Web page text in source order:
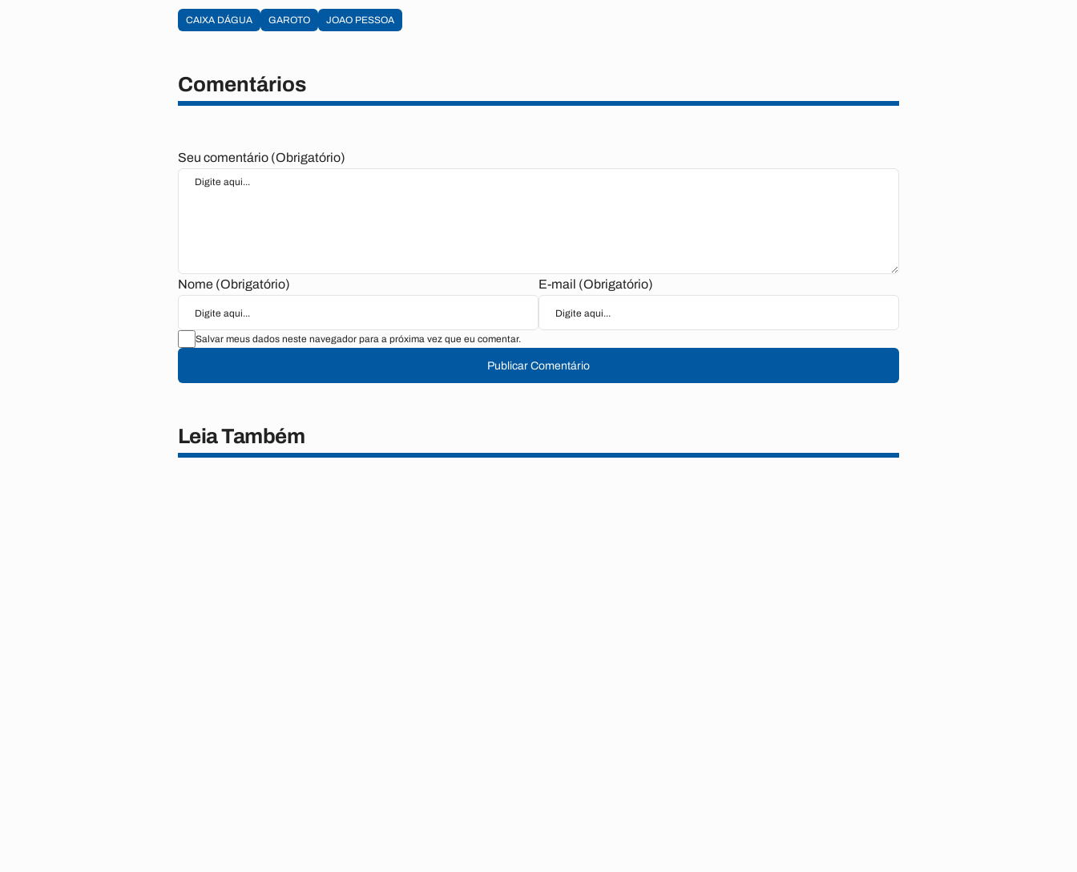
CAIXA DÁGUA GAROTO JOAO PESSOA
Comentários
Seu comentário (Obrigatório)
Nome (Obrigatório) E-mail (Obrigatório)
Salvar meus dados neste navegador para a próxima vez que eu comentar.
Publicar Comentário
Leia Também